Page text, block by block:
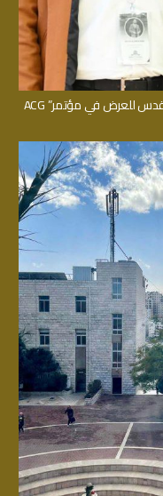
قبول خمسة أبحاث من كلية الطب في جامعة القدس للعرض في مؤتمر” ACG